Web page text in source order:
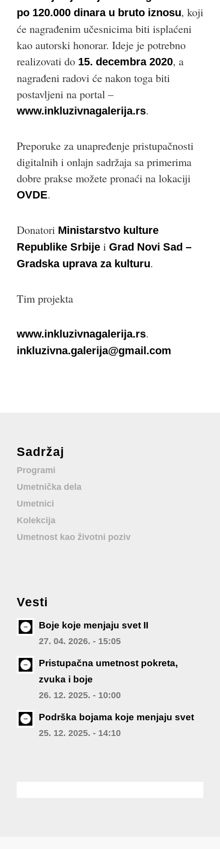
po 120.000 dinara u bruto iznosu, koji
će nagrađenim učesnicima biti isplaćeni
kao autorski honorar. Ideje je potrebno
realizovati do 15. decembra 2020, a
nagrađeni radovi će nakon toga biti
postavljeni na portal –
www.inkluzivnagalerija.rs.
Preporuke za unapređenje pristupačnosti
digitalnih i onlajn sadržaja sa primerima
dobre prakse možete pronaći na lokaciji
OVDE.
Donatori Ministarstvo kulture
Republike Srbijei Grad Novi Sad –
Gradska uprava za kulturu.
Tim projekta
www.inkluzivnagalerija.rs.
inkluzivna.galerija@gmail.com
Sadržaj
Programi
Umetnička dela
Umetnici
Kolekcija
Umetnost kao životni poziv
Vesti
Boje koje menjaju svet II
27. 04. 2026. - 15:05
Pristupačna umetnost pokreta,
zvuka i boje
26. 12. 2025. - 10:00
Podrška bojama koje menjaju svet
25. 12. 2025. - 14:10